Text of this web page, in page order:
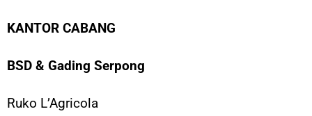
KANTOR CABANG
BSD & Gading Serpong
Ruko L’Agricola